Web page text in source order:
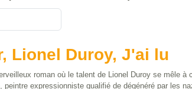
Lionel Duroy, J'ai lu
roman où le talent de Lionel Duroy se mêle
peintre expressionniste qualifié de dégénéré par les